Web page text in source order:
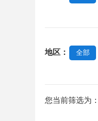
地区： 全部
您当前筛选为：